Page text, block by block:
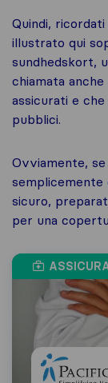
Quindi,
illustrato qui
sundhedskort,
chiamata
assicurati e
pubblici.
Ovviamente,
semplicemente
sicuro,
per una